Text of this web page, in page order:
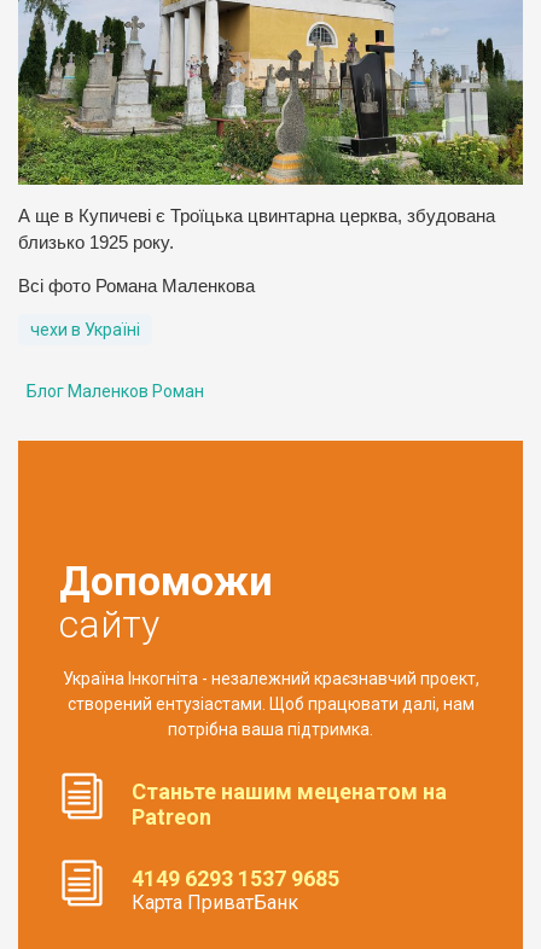
А ще в Купичеві є Троїцька цвинтарна церква, збудована
близько 1925 року.
Всі фото Романа Маленкова
чехи в Україні
Блог Маленков Роман
Допоможи
сайту
Україна Інкогніта - незалежний краєзнавчий проект,
створений ентузіастами. Щоб працювати далі, нам
потрібна ваша підтримка.
Станьте нашим меценатом на
Patreon
4149 6293 1537 9685
Карта ПриватБанк